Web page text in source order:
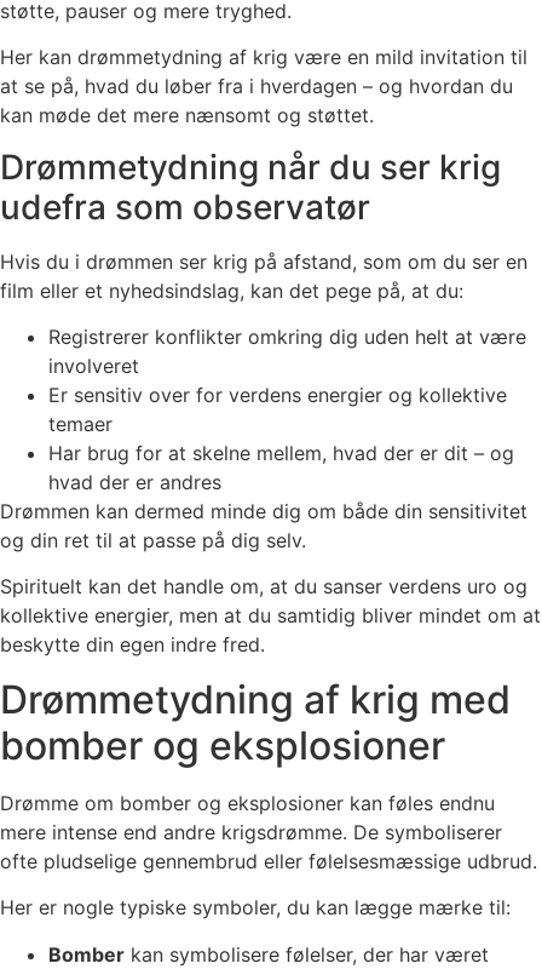
støtte, pauser og mere tryghed.
Her kan drømmetydning af krig være en mild invitation til
at se på, hvad du løber fra i hverdagen – og hvordan du
kan møde det mere nænsomt og støttet.
Drømmetydning når du ser krig
udefra som observatør
Hvis du i drømmen ser krig på afstand, som om du ser en
film eller et nyhedsindslag, kan det pege på, at du:
Registrerer konflikter omkring dig uden helt at være
involveret
Er sensitiv over for verdens energier og kollektive
temaer
Har brug for at skelne mellem, hvad der er dit – og
hvad der er andres
Drømmen kan dermed minde dig om både din sensitivitet
og din ret til at passe på dig selv.
Spirituelt kan det handle om, at du sanser verdens uro og
kollektive energier, men at du samtidig bliver mindet om at
beskytte din egen indre fred.
Drømmetydning af krig med
bomber og eksplosioner
Drømme om bomber og eksplosioner kan føles endnu
mere intense end andre krigsdrømme. De symboliserer
ofte pludselige gennembrud eller følelsesmæssige udbrud.
Her er nogle typiske symboler, du kan lægge mærke til:
Bomber kan symbolisere følelser, der har været